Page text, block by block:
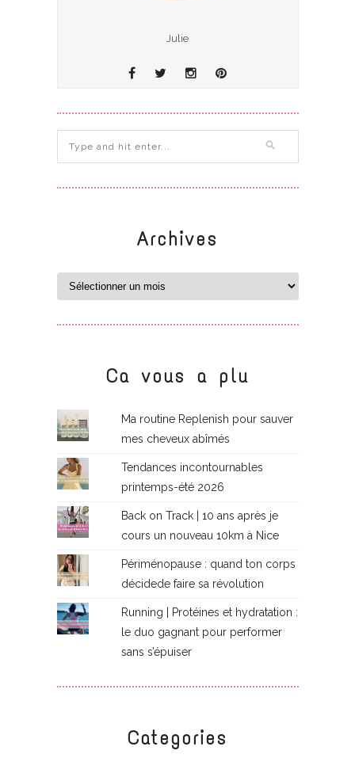
Julie
Archives
Ca vous a plu
Ma routine Replenish pour sauver
mes cheveux abîmés
Tendances incontournables
printemps-été 2026
Back on Track | 10 ans après je
cours un nouveau 10km à Nice
Périménopause : quand ton corps
décidede faire sa révolution
Running | Protéines et hydratation :
le duo gagnant pour performer
sans s’épuiser
Categories